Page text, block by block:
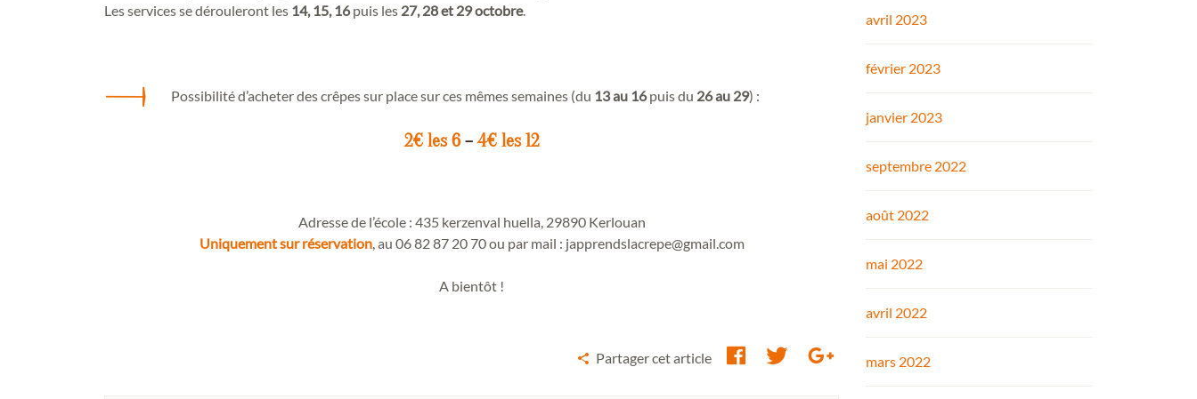
Les services se dérouleront les 14, 15, 16puis les 27, 28 et 29 octobre.
Possibilité d’acheter des crêpes sur place sur ces mêmes semaines (du 13 au 16puis du 26au 29) :
2€ les 6–4€ les 12
Adresse de l’école : 435 kerzenval huella, 29890 Kerlouan
Uniquement sur réservation, au 06 82 87 20 70 ou par mail : japprendslacrepe@gmail.com
A bientôt !
Partager cet article
avril 2023
février 2023
janvier 2023
septembre 2022
août 2022
mai 2022
avril 2022
mars 2022